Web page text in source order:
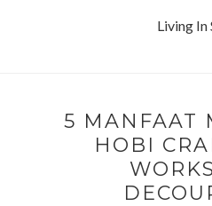
Living In
5 MANFAAT
HOBI